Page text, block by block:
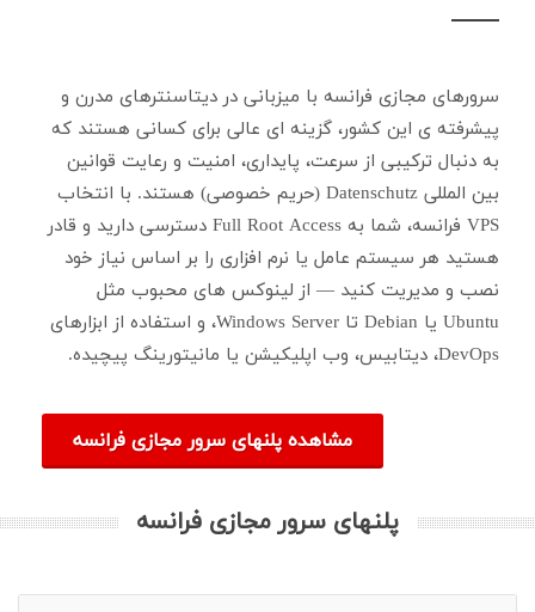
سرورهای مجازی فرانسه با میزبانی در دیتاسنترهای مدرن و
پیشرفته ی این کشور، گزینه ای عالی برای کسانی هستند که
به دنبال ترکیبی از سرعت، پایداری، امنیت و رعایت قوانین
بین المللی Datenschutz (حریم خصوصی) هستند. با انتخاب
VPS فرانسه، شما به Full Root Access دسترسی دارید و قادر
هستید هر سیستم عامل یا نرم افزاری را بر اساس نیاز خود
نصب و مدیریت کنید — از لینوکس های محبوب مثل
Ubuntu یا Debian تا Windows Server، و استفاده از ابزارهای
DevOps، دیتابیس، وب اپلیکیشن یا مانیتورینگ پیچیده.
مشاهده پلنهای سرور مجازی فرانسه
پلنهای سرور مجازی فرانسه